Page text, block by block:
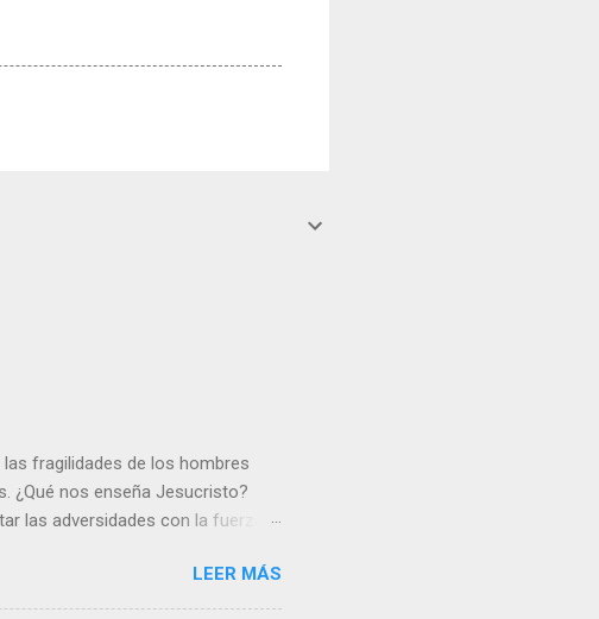
fragilidades de los hombres
¿Qué nos enseña Jesucristo?
las adversidades con la fuerza y
Señor, soy un árbol sin frutos,
en los días del sol abrasador
LEER MÁS